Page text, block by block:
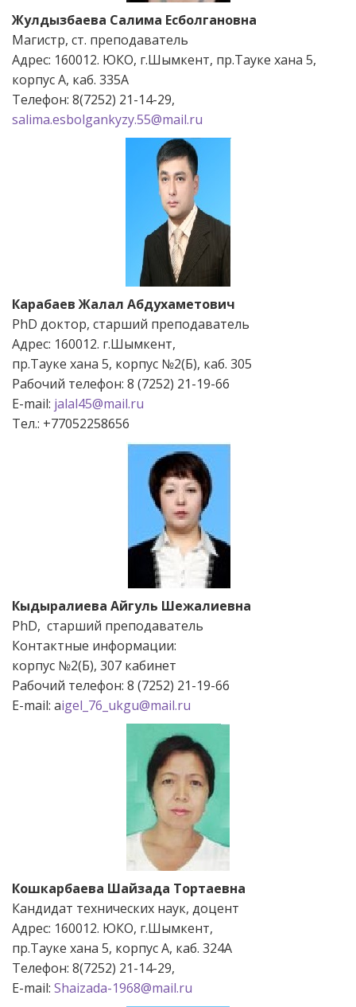
Жулдызбаева Салима Есболгановна
Магистр, ст. преподаватель
Адрес: 160012. ЮКО, г.Шымкент, пр.Тауке хана 5,
корпус А, каб. 335А
Телефон: 8(7252) 21-14-29,
salima.esbolgankyzy.55@mail.ru
Карабаев Жалал Абдухаметович
РhD доктор, старший преподаватель
Адрес: 160012. г.Шымкент,
пр.Тауке хана 5, корпус №2(Б), каб. 305
Рабочий телефон: 8 (7252) 21-19-66
E-mail: jalal45@mail.ru
Тел.: +77052258656
Кыдыралиева Айгуль Шежалиевна
PhD, старший преподаватель
Контактные информации:
корпус №2(Б), 307 кабинет
Рабочий телефон: 8 (7252) 21-19-66
Е-mail: аigel_76_ukgu@mail.ru
Кошкарбаева Шайзада Тортаевна
Кандидат технических наук, доцент
Адрес: 160012. ЮКО, г.Шымкент,
пр.Тауке хана 5, корпус А, каб. 324А
Телефон: 8(7252) 21-14-29,
Е-mail: Shaizada-1968@mail.ru